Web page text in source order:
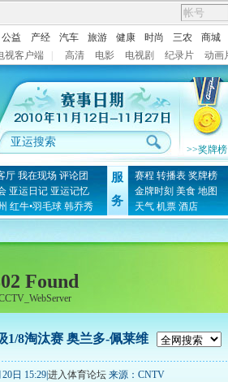
公益 产经 汽车 旅游 健康 时尚 三农 商城
视客户端 高清 电影 电视剧 纪录片 动画
>>奖牌榜
厅 我在现场 评论团
亚运日记 亚运记忆
红牛•羽毛球 韩乔秀
服
务
赛程 转播表 奖牌榜
金牌时刻 美食 地图
天气 机票 酒店
Found
1/8淘汰赛 奥兰多-佩莱维
日 15:29|进入体育论坛 来源：CNTV